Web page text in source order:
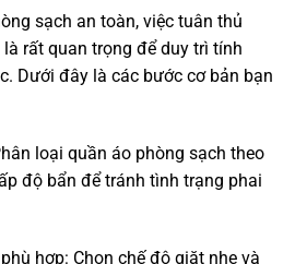
sạch an toàn, việc tuân thủ
rất quan trọng để duy trì tính
Dưới đây là các bước cơ bản bạn
loại quần áo phòng sạch theo
độ bẩn để tránh tình trạng phai
hợp: Chọn chế độ giặt nhẹ và